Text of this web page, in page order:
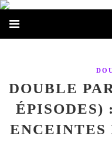
DOUBLE
ÉPISODES)
ENCEINTES